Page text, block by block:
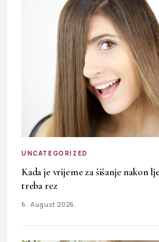
UNCATEGORIZED
Kada je vrijeme za šišanje nakon
treba rez
6. August 2026.